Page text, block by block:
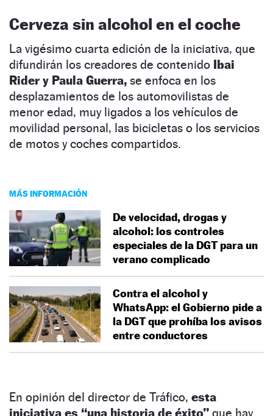
Cerveza sin alcohol en el coche
La vigésimo cuarta edición de la iniciativa, que
difundirán los creadores de contenido Ibai
Rider y Paula Guerra, se enfoca en los
desplazamientos de los automovilistas de
menor edad, muy ligados a los vehículos de
movilidad personal, las bicicletas o los servicios
de motos y coches compartidos.
MÁS INFORMACIÓN
De velocidad, drogas y
alcohol: los controles
especiales de la DGT para un
verano complicado
Contra el alcohol y
WhatsApp: el Gobierno pide a
la DGT que prohíba los avisos
entre conductores
En opinión del director de Tráfico, esta
iniciativa es “una historia de éxito” que hay